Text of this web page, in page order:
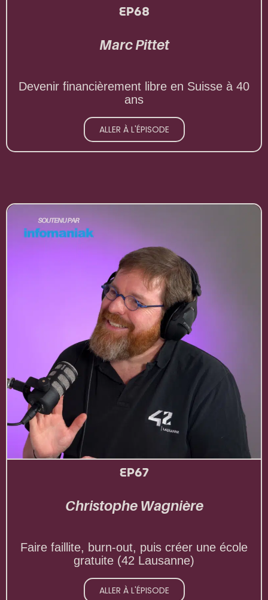
EP68
Marc Pittet
Devenir financièrement libre en Suisse à 40
ans
ALLER À L'ÉPISODE
EP67
Christophe Wagnière
Faire faillite, burn-out, puis créer une école
gratuite (42 Lausanne)
ALLER À L'ÉPISODE